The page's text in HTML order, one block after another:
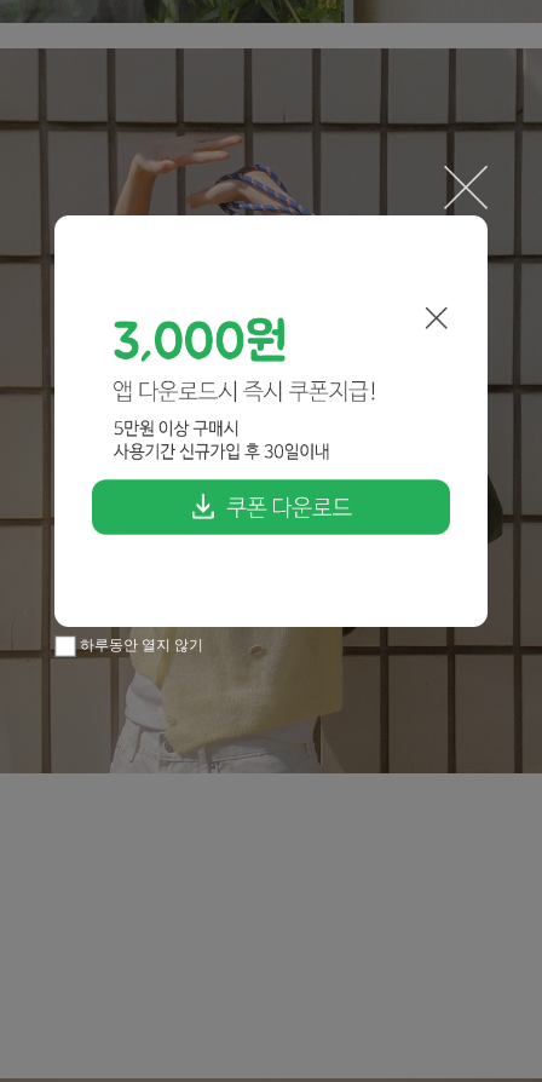
하루동안 열지 않기